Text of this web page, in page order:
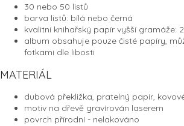
30 nebo 50 listů
barva listů: bílá nebo černá
kvalitní knihařský papír vyšší gramáže:
album obsahuje pouze čisté papíry,
fotkami dle libosti
MATERIÁL
dubová překližka, pratelný papír,
motiv na dřevě gravírován laserem
povrch přírodní - nelakováno